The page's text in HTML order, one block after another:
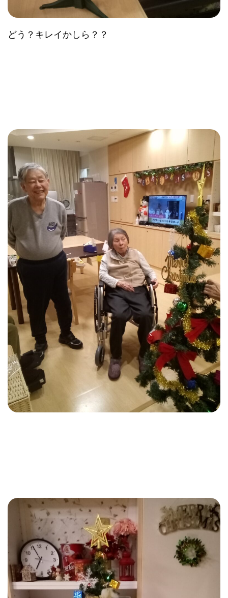
どう？キレイかしら？？